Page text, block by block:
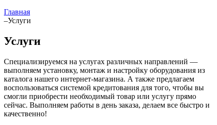
Главная
–Услуги
Услуги
Специализируемся на услугах различных направлений —
выполняем установку, монтаж и настройку оборудования из
каталога нашего интернет-магазина. А также предлагаем
воспользоваться системой кредитования для того, чтобы вы
смогли приобрести необходимый товар или услугу прямо
сейчас. Выполняем работы в день заказа, делаем все быстро и
качественно!